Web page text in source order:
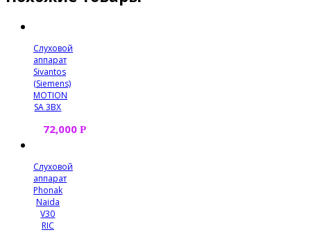
Слуховой
аппарат
Sivantos
(Siemens)
MOTION
SA 3BX
72,000 Р
Слуховой
аппарат
Phonak
Naida
V30
RIC